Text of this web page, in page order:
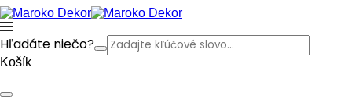
Hľadáte niečo?
Košík